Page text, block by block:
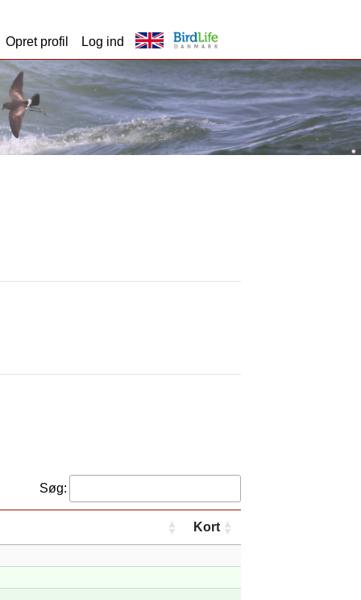
Opret profil Log ind
Søg:
Kort